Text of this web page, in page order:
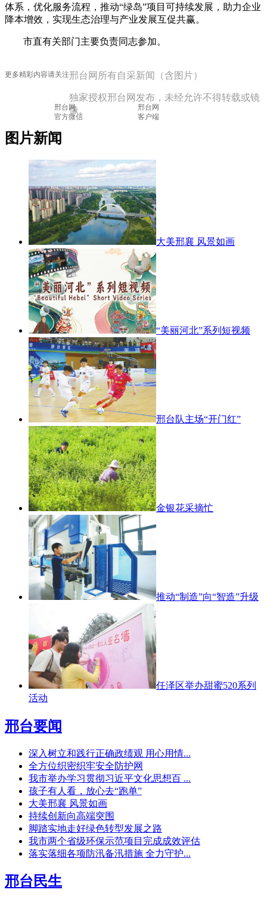
体系，优化服务流程，推动“绿岛”项目可持续发展，助力企业
降本增效，实现生态治理与产业发展互促共赢。
市直有关部门主要负责同志参加。
更多精彩内容请关注
			邢台网
			客户端
邢台网所有自采新闻（含图片）
独家授权邢台网发布，未经允许不得转载或镜
像。
图片新闻
大美邢襄 风景如画
“美丽河北”系列短视频
邢台队主场“开门红”
金银花采摘忙
推动“制造”向“智造”升级
任泽区举办甜蜜520系列
活动
邢台要闻
深入树立和践行正确政绩观 用心用情...
全方位织密织牢安全防护网
我市举办学习贯彻习近平文化思想百 ...
孩子有人看，放心去“跑单”
大美邢襄 风景如画
持续创新向高端突围
脚踏实地走好绿色转型发展之路
我市两个省级环保示范项目完成成效评估
落实落细各项防汛备汛措施 全力守护...
邢台民生